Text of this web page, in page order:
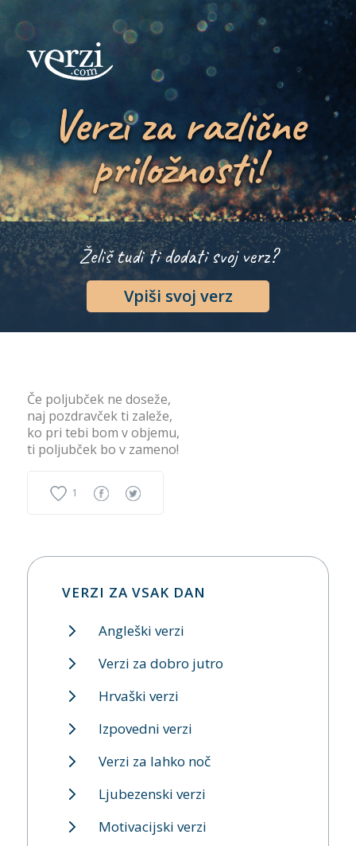
Verzi za različne
priložnosti!
Želiš tudi ti dodati svoj verz?
Vpiši svoj verz
Če poljubček ne doseže,
naj pozdravček ti zaleže,
ko pri tebi bom v objemu,
ti poljubček bo v zameno!
1
VERZI ZA VSAK DAN
Angleški verzi
Verzi za dobro jutro
Hrvaški verzi
Izpovedni verzi
Verzi za lahko noč
Ljubezenski verzi
Motivacijski verzi